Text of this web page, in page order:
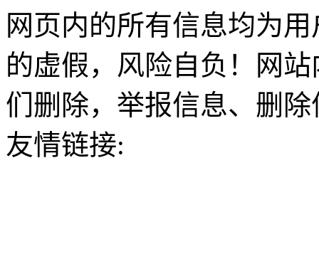
网页内的所有信息均为
的虚假，风险自负！网
们删除，举报信息、删
友情链接: